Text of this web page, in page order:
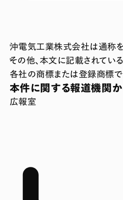
沖電気工業株式会社は通称を
その他、本文に記載されてい
各社の商標または登録商標で
本件に関する報道機関
広報室